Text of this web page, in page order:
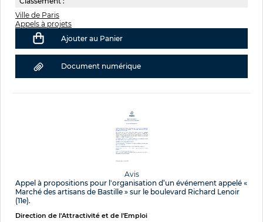
Ville de Paris
Appels à projets
Ajouter au Panier
Document numérique
Avis
Appel à propositions pour l'organisation d’un événement appelé «
Marché des artisans de Bastille » sur le boulevard Richard Lenoir
(11e).
Direction de l'Attractivité et de l'Emploi